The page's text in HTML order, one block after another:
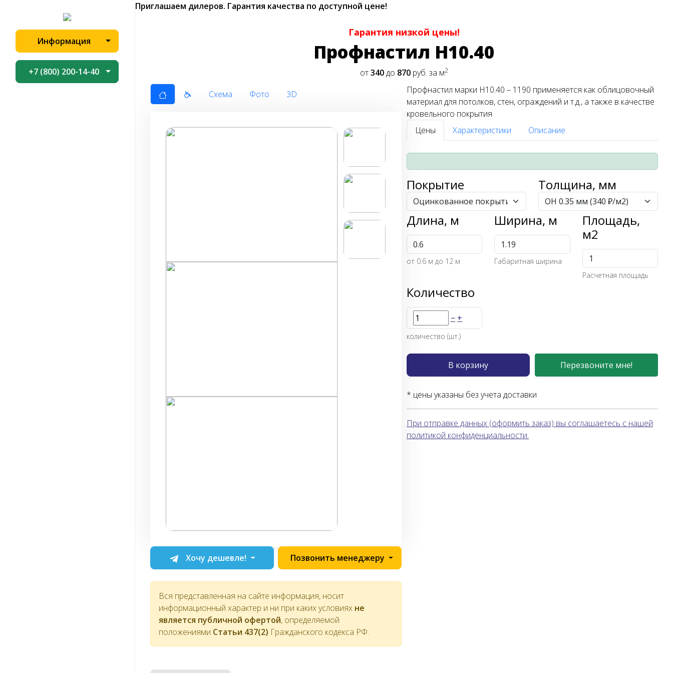
Приглашаем дилеров. Гарантия качества по доступной цене!
Информация
+7 (800) 200-14-40
Гарантия низкой цены!
Профнастил Н10.40
от340до 870 руб. за м2
Схема Фото 3D
Хочу дешевле! Позвонить менеджеру
Вся представленная на сайте информация, носит
информационный характер и ни при каких условиях не
является публичной офертой, определяемой
положениями Статьи 437(2) Гражданского кодекса РФ.
Профнастил марки Н10.40 – 1190 применяется как облицовочный
материал для потолков, стен, ограждений и т.д., а также в качестве
кровельного покрытия
Цены
Характеристики Описание
Покрытие Толщина, мм
Длина, м
от 0.6 м до 12 м
Ширина, м
Габаритная ширина
Площадь,
м2
Расчетная площадь
Количество
− +
количество (шт.)
В корзину Перезвоните мне!
* цены указаны без учета доставки
При отправке данных (оформить заказ) вы соглашаетесь с нашей
политикой конфиденциальности.